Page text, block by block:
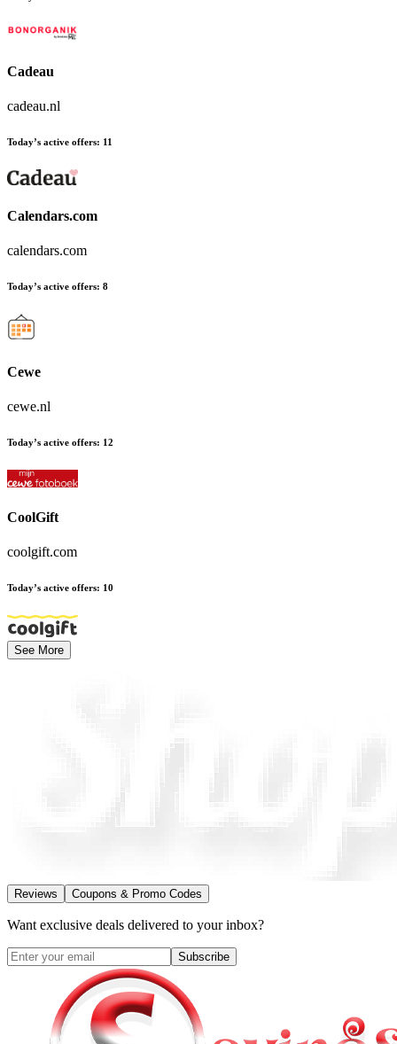
Cadeau
cadeau.nl
Today’s active offers: 11
Calendars.com
calendars.com
Today’s active offers: 8
Cewe
cewe.nl
Today’s active offers: 12
CoolGift
coolgift.com
Today’s active offers: 10
See More
Reviews Coupons & Promo Codes
Want exclusive deals delivered to your inbox?
Subscribe